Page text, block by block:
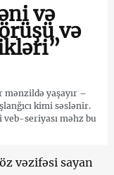
və
və
mənzildə yaşayır –
kimi səslənir.
seriyası məhz bu
vəzifəsi sayan